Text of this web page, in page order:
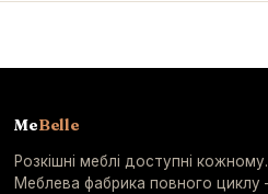
MeBelle
Розкішні меблі доступні кожному.
Меблева фабрика повного